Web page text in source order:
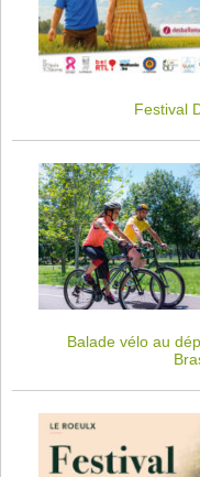
Festival
Balade vélo au